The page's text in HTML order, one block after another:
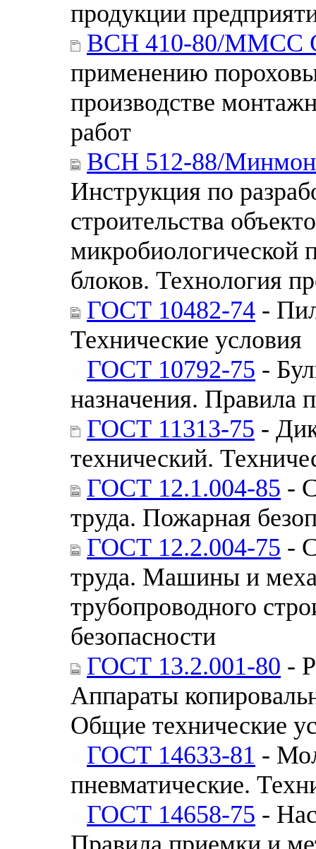
продукции
ВСН 410-80/ММСС
применению
производстве
работ
ВСН 512-88/
Инструкция по
строительства
блоков. Технология
ГОСТ 10482-74 -
Технические условия
ГОСТ 10792-75 -
назначения. Правила
ГОСТ 11313-75 -
технический.
ГОСТ 12.1.004-85 -
труда. Пожарная
ГОСТ 12.2.004-75 -
труда. Машины и
трубопроводного
безопасности
ГОСТ 13.2.001-80 -
Аппараты
Общие технические
ГОСТ 14633-81 -
пневматические.
ГОСТ 14658-75 -